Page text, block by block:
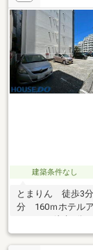
歩約2分
建築条件なし
とまりん 徒歩3
分 160ｍホテル
夫婦瀬公園 徒歩
みやぎ歯科クリ